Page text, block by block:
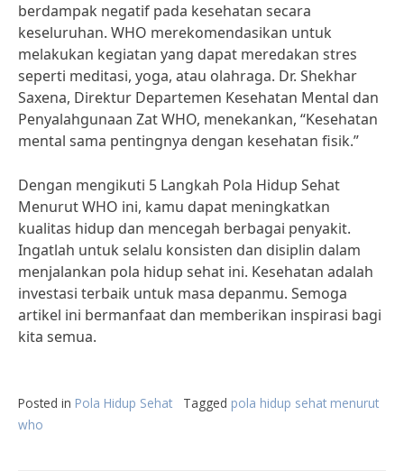
berdampak negatif pada kesehatan secara
keseluruhan. WHO merekomendasikan untuk
melakukan kegiatan yang dapat meredakan stres
seperti meditasi, yoga, atau olahraga. Dr. Shekhar
Saxena, Direktur Departemen Kesehatan Mental dan
Penyalahgunaan Zat WHO, menekankan, “Kesehatan
mental sama pentingnya dengan kesehatan fisik.”
Dengan mengikuti 5 Langkah Pola Hidup Sehat
Menurut WHO ini, kamu dapat meningkatkan
kualitas hidup dan mencegah berbagai penyakit.
Ingatlah untuk selalu konsisten dan disiplin dalam
menjalankan pola hidup sehat ini. Kesehatan adalah
investasi terbaik untuk masa depanmu. Semoga
artikel ini bermanfaat dan memberikan inspirasi bagi
kita semua.
Posted in Pola Hidup Sehat Tagged pola hidup sehat menurut
who